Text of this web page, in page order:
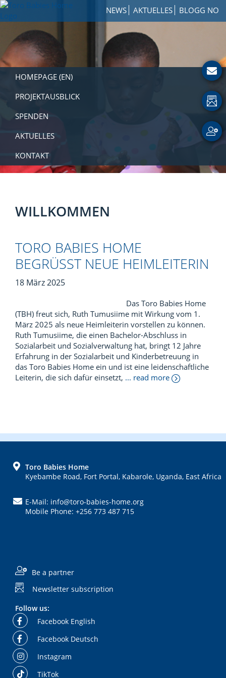
Zur
Hauptnavigation
Skip
to
content
Zur
Fußzeile
NEWS AKTUELLES BLOGG NO
Toro
Babies
Home
Get
Involved
with
HOMEPAGE (EN)
PROJEKTAUSBLICK
SPENDEN
AKTUELLES
KONTAKT
WILLKOMMEN
TORO BABIES HOME
BEGRÜSST NEUE HEIMLEITERIN
18 März 2025
Das Toro Babies Home
(TBH) freut sich, Ruth Tumusiime mit Wirkung vom 1.
März 2025 als neue Heimleiterin vorstellen zu können.
Ruth Tumusiime, die einen Bachelor-Abschluss in
Sozialarbeit und Sozialverwaltung hat, bringt 12 Jahre
Erfahrung in der Sozialarbeit und Kinderbetreuung in
das Toro Babies Home ein und ist eine leidenschaftliche
Leiterin, die sich dafür einsetzt, ... read more
FOOTERToro Babies Home
Kyebambe Road, Fort Portal, Kabarole, Uganda, East Africa
E-Mail: info@toro-babies-home.org
Mobile Phone: +256 773 487 715
Be a partner
Newsletter subscription
Follow us:
Facebook English
Facebook Deutsch
Instagram
TikTok